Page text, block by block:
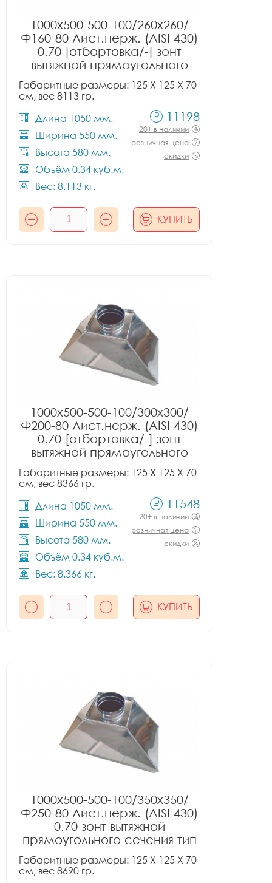
1000x500-500-100/260x260/
Ф160-80 Лист.нерж. (AISI 430)
0.70 [отбортовка/-] зонт
вытяжной прямоугольного
сечения тип 2
Габаритные размеры: 125 X 125 X 70
см, вес 8113 гр.
Длина 1050 мм.
Ширина 550 мм.
Высота 580 мм.
Объём 0.34 куб.м.
Вес: 8.113 кг.
11198
20+ в наличии
розничная цена
скидки
КУПИТЬ
1000x500-500-100/300x300/
Ф200-80 Лист.нерж. (AISI 430)
0.70 [отбортовка/-] зонт
вытяжной прямоугольного
сечения тип 2
Габаритные размеры: 125 X 125 X 70
см, вес 8366 гр.
Длина 1050 мм.
Ширина 550 мм.
Высота 580 мм.
Объём 0.34 куб.м.
Вес: 8.366 кг.
11548
20+ в наличии
розничная цена
скидки
КУПИТЬ
1000x500-500-100/350x350/
Ф250-80 Лист.нерж. (AISI 430)
0.70 зонт вытяжной
прямоугольного сечения тип
Габаритные размеры: 125 X 125 X 70
см, вес 8690 гр.